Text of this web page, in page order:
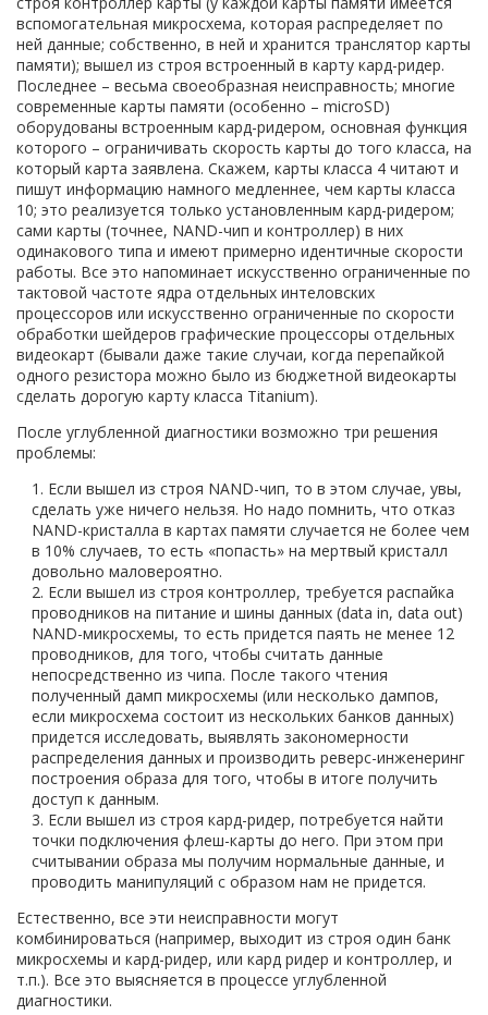
вспомогательная микросхема, которая распределяет по
ней данные; собственно, в ней и хранится транслятор карты
памяти); вышел из строя встроенный в карту кард-ридер.
Последнее – весьма своеобразная неисправность; многие
современные карты памяти (особенно – microSD)
оборудованы встроенным кард-ридером, основная функция
которого – ограничивать скорость карты до того класса, на
который карта заявлена. Скажем, карты класса 4 читают и
пишут информацию намного медленнее, чем карты класса
10; это реализуется только установленным кард-ридером;
сами карты (точнее, NAND-чип и контроллер) в них
одинакового типа и имеют примерно идентичные скорости
работы. Все это напоминает искусственно ограниченные по
тактовой частоте ядра отдельных интеловских
процессоров или искусственно ограниченные по скорости
обработки шейдеров графические процессоры отдельных
видеокарт (бывали даже такие случаи, когда перепайкой
одного резистора можно было из бюджетной видеокарты
сделать дорогую карту класса Titanium).
После углубленной диагностики возможно три решения
проблемы:
Если вышел из строя NAND-чип, то в этом случае, увы,
сделать уже ничего нельзя. Но надо помнить, что отказ
NAND-кристалла в картах памяти случается не более чем
в 10% случаев, то есть «попасть» на мертвый кристалл
довольно маловероятно.
Если вышел из строя контроллер, требуется распайка
проводников на питание и шины данных (data in, data out)
NAND-микросхемы, то есть придется паять не менее 12
проводников, для того, чтобы считать данные
непосредственно из чипа. После такого чтения
полученный дамп микросхемы (или несколько дампов,
если микросхема состоит из нескольких банков данных)
придется исследовать, выявлять закономерности
распределения данных и производить реверс-инженеринг
построения образа для того, чтобы в итоге получить
доступ к данным.
Если вышел из строя кард-ридер, потребуется найти
точки подключения флеш-карты до него. При этом при
считывании образа мы получим нормальные данные, и
проводить манипуляций с образом нам не придется.
Естественно, все эти неисправности могут
комбинироваться (например, выходит из строя один банк
микросхемы и кард-ридер, или кард ридер и контроллер, и
т.п.). Все это выясняется в процессе углубленной
диагностики.